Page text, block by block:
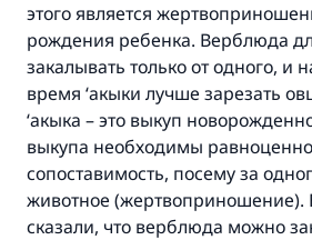
этого является
рождения ребенка. Верблюда
закалывать только от одного, и
время ‘акыки лучше зарезать
‘акыка – это выкуп
выкупа необходимы
сопоставимость, посему за
животное
сказали, что верблюда можно
Посланник Аллаха,
благословение,
«Указавшему на благое
же награда как и
(МУСЛИМ, №
Участвуйте